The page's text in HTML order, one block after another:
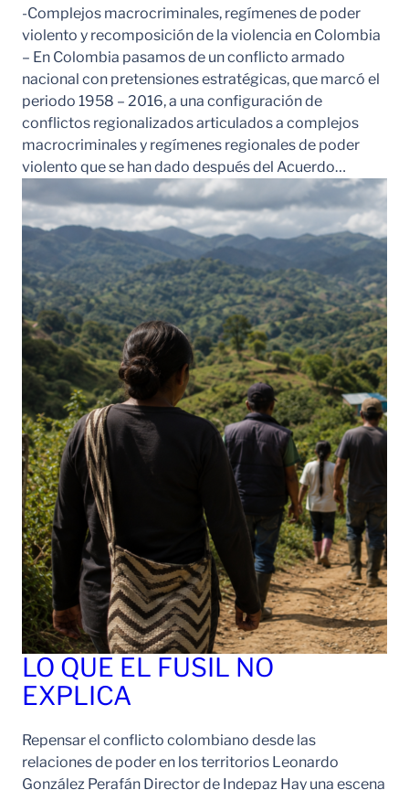
-Complejos macrocriminales, regímenes de poder
violento y recomposición de la violencia en Colombia
– En Colombia pasamos de un conflicto armado
nacional con pretensiones estratégicas, que marcó el
periodo 1958 – 2016, a una configuración de
conflictos regionalizados articulados a complejos
macrocriminales y regímenes regionales de poder
violento que se han dado después del Acuerdo…
LO QUE EL FUSIL NO
EXPLICA
Repensar el conflicto colombiano desde las
relaciones de poder en los territorios Leonardo
González Perafán Director de Indepaz Hay una escena